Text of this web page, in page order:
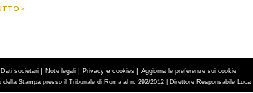
>
Dati societari | Note legali | Privacy e cookies | Aggiorna le preferenze sui cookie
Stampa presso il Tribunale di Roma al n. 292/2012 | Direttore Responsabile